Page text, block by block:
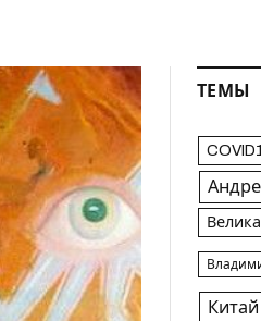
ТЕМЫ
Китай